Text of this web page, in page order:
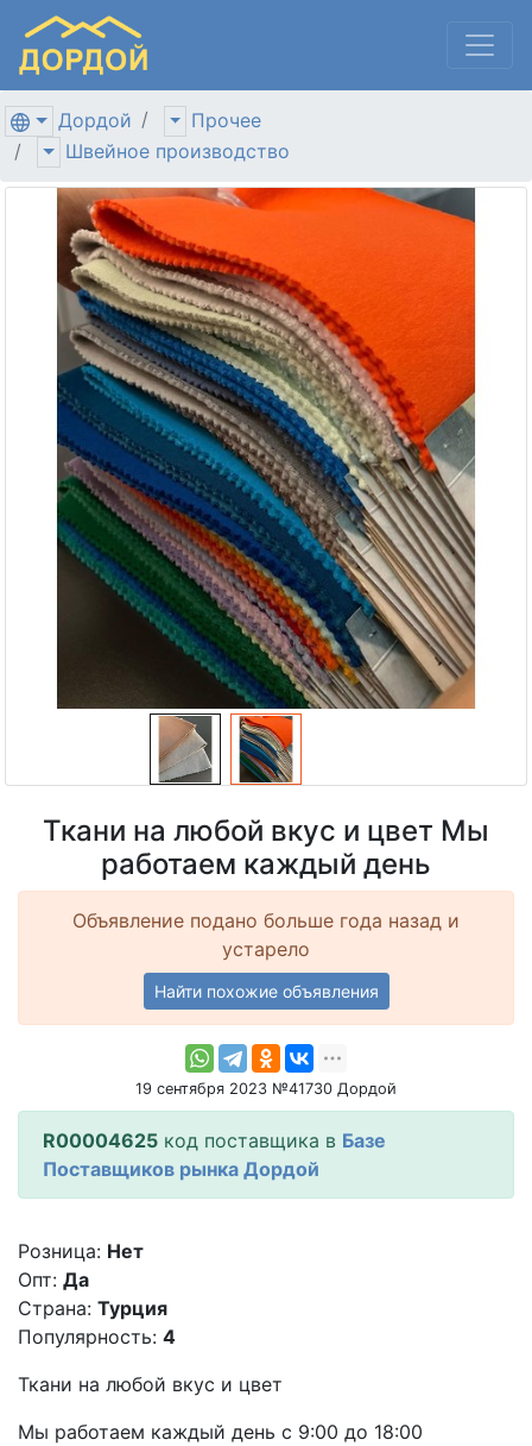
Дордой
Прочее
Швейное производство
Ткани на любой вкус и цвет Мы
работаем каждый день
Объявление подано больше года назад и
устарело
Найти похожие объявления
19 сентября 2023 №41730 Дордой
R00004625 код поставщика в Базе
Поставщиков рынка Дордой
Розница: Нет
Опт: Да
Страна: Турция
Популярность: 4
Ткани на любой вкус и цвет
Мы работаем каждый день с 9:00 до 18:00